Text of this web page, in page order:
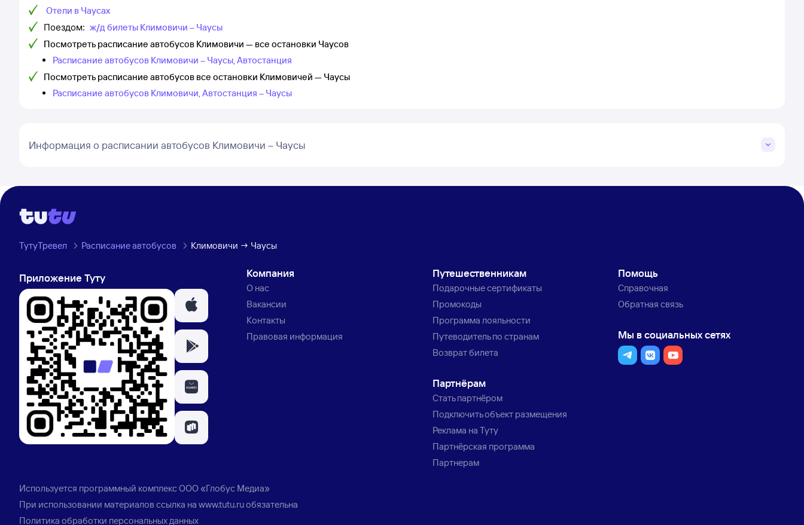
Отели в Чаусах
Поездом: ж/д билеты Климовичи – Чаусы
Посмотреть расписание автобусов Климовичи — все остановки Чаусов
Расписание автобусов Климовичи – Чаусы, Автостанция
Посмотреть расписание автобусов все остановки Климовичей — Чаусы
Расписание автобусов Климовичи, Автостанция – Чаусы
Информация о расписании автобусов Климовичи – Чаусы
ТутуТревел Расписание автобусов Климовичи → Чаусы
Приложение Туту Компания
О нас
Вакансии
Контакты
Правовая информация
Путешественникам
Подарочные сертификаты
Промокоды
Программа лояльности
Путеводитель по странам
Возврат билета
Партнёрам
Стать партнёром
Подключить объект размещения
Реклама на Туту
Партнёрская программа
Партнерам
Помощь
Справочная
Обратная связь
Мы в социальных сетях
Используется программный комплексООО «Глобус Медиа»
При использовании материалов ссылка на www.tutu.ruобязательна
Политика обработки персональных данных